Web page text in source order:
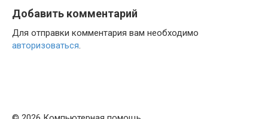
Добавить комментарий
Для отправки комментария вам необходимо
авторизоваться.